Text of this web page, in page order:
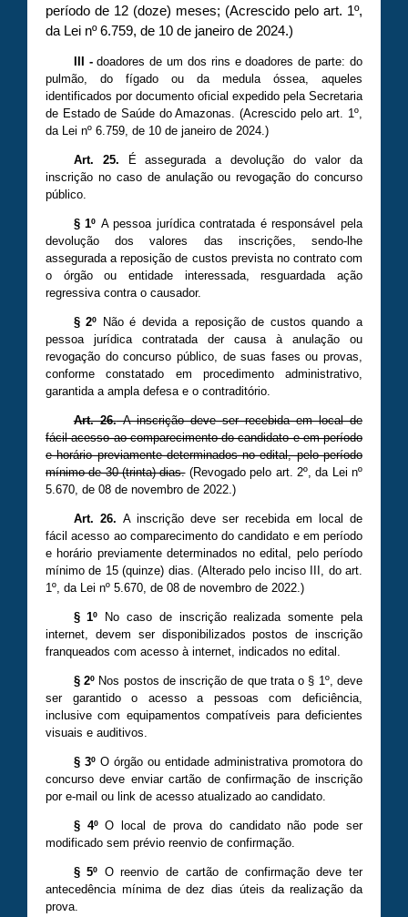
período de 12 (doze) meses; (Acrescido pelo art. 1º,
da Lei nº 6.759, de 10 de janeiro de 2024.)
III -doadores de um dos rins e doadores de parte: do
pulmão, do fígado ou da medula óssea, aqueles
identificados por documento oficial expedido pela Secretaria
de Estado de Saúde do Amazonas. (Acrescido pelo art. 1º,
da Lei nº 6 759 , de 1 0 de janeiro de 2024 .)
Art. 25. É assegurada a devolução do valor da
inscrição no caso de anulação ou revogação do concurso
público.
§ 1º A pessoa jurídica contratada é responsável pela
devolução dos valores das inscrições, sendo-lhe
assegurada a reposição de custos prevista no contrato com
o órgão ou entidade interessada, resguardada ação
regressiva contra o causador.
§ 2º Não é devida a reposição de custos quando a
pessoa jurídica contratada der causa à anulação ou
revogação do concurso público, de suas fases ou provas,
conforme constatado em procedimento administrativo,
garantida a ampla defesa e o contraditório.
Art. 26.A inscrição deve ser recebida em local de
fácil acesso ao comparecimento do candidato e em período
e horário previamente determinados no edital, pelo período
mínimo de 30 (trinta) dias.(Revogado pelo art. 2º, da Lei nº
5.670 , de 08 de novembro de 2022 .)
Art. 26. A inscrição deve ser recebida em local de
fácil acesso ao comparecimento do candidato e em período
e horário previamente determinados no edital, pelo período
mínimo de 15 (quinze) dias. (Alterado pelo inciso III, do art.
1º, da Lei nº 5.670, de 08 de novembro de 2022.)
§ 1º No caso de inscrição realizada somente pela
internet, devem ser disponibilizados postos de inscrição
franqueados com acesso à internet, indicados no edital.
§ 2ºNos postos de inscrição de que trata o § 1º, deve
ser garantido o acesso a pessoas com deficiência,
inclusive com equipamentos compatíveis para deficientes
visuais e auditivos.
§ 3ºO órgão ou entidade administrativa promotora do
concurso deve enviar cartão de confirmação de inscrição
por e-mail ou link de acesso atualizado ao candidato.
§ 4ºO local de prova do candidato não pode ser
modificado sem prévio reenvio de confirmação.
§ 5º O reenvio de cartão de confirmação deve ter
antecedência mínima de dez dias úteis da realização da
prova.